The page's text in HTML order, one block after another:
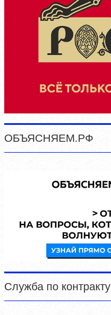
ОБЪЯСНЯЕМ.РФ
Служба по контракту